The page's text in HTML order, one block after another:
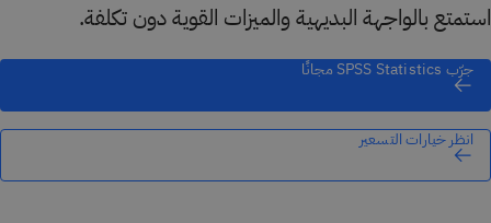
استمتع بالواجهة البديهية والميزات القوية دون تكلفة.
جرّب SPSS Statistics مجانًا
انظر خيارات التسعير